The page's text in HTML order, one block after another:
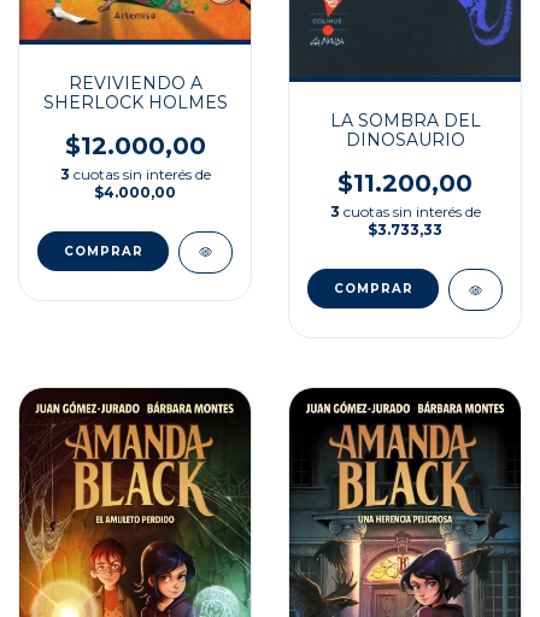
REVIVIENDO A
SHERLOCK HOLMES
$12.000,00
3 cuotas sin interés de
$4.000,00
LA SOMBRA DEL
DINOSAURIO
$11.200,00
3 cuotas sin interés de
$3.733,33